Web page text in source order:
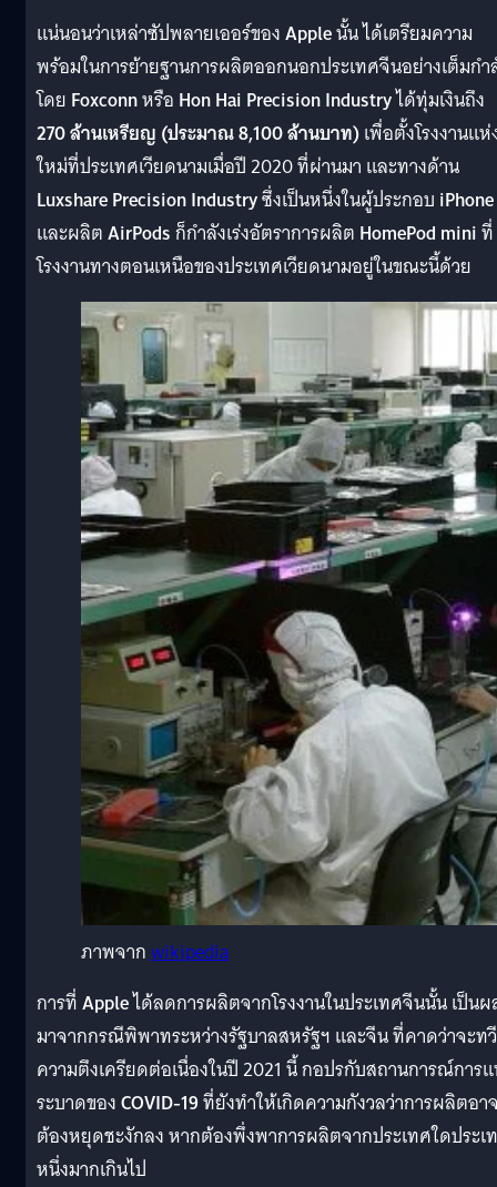
แน่นอนว่าเหล่าซัปพลายเออร์ของAppleนั้น ได้เตรียมความ
พร้อมในการย้ายฐานการผลิตออกนอกประเทศจีนอย่างเต็มกำ
โดย Foxconnหรือ Hon Hai Precision Industryได้ทุ่มเงินถึง
270 ล้านเหรียญ (ประมาณ 8,100 ล้านบาท)เพื่อตั้งโรงงานแห่
ใหม่ที่ประเทศเวียดนามเมื่อปี 2020 ที่ผ่านมา และทางด้าน
Luxshare Precision Industryซึ่งเป็นหนึ่งในผู้ประกอบ iPhone
และผลิตAirPodsก็กำลังเร่งอัตราการผลิต HomePod miniที่
โรงงานทางตอนเหนือของประเทศเวียดนามอยู่ในขณะนี้ด้วย
ภาพจากwikipedia
การที่Appleได้ลดการผลิตจากโรงงานในประเทศจีนนั้น เป็น
มาจากกรณีพิพาทระหว่างรัฐบาลสหรัฐฯ และจีน ที่คาดว่าจะทวี
ความตึงเครียดต่อเนื่องในปี 2021 นี้ กอปรกับสถานการณ์การ
ระบาดของCOVID-19ที่ยังทำให้เกิดความกังวลว่าการผลิตอา
ต้องหยุดชะงักลง หากต้องพึ่งพาการผลิตจากประเทศใดประเ
หนึ่งมากเกินไป